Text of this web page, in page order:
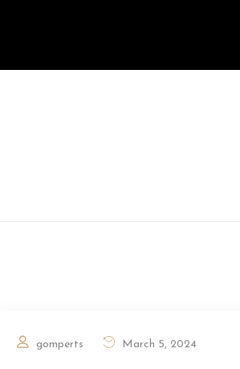
gomperts March 5, 2024